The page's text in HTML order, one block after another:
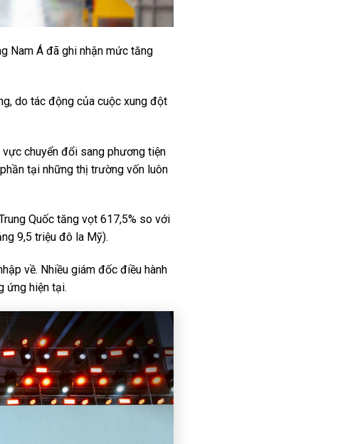
Nam Á đã ghi nhận mức tăng
do tác động của cuộc xung đột
chuyển đổi sang phương tiện
tại những thị trường vốn luôn
Quốc tăng vọt 617,5% so với
9,5 triệu đô la Mỹ).
về. Nhiều giám đốc điều hành
ứng hiện tại.
266.000 tỷ đồng, rút ngắn
thời gian từ Đà Nẵng tới Hội
Đế chế giày 1.100 cửa hàng
Lãi vài trăm tỷ mỗi năm
nhờ giúp các đại gia săn
Nam còn sở hữu số cổ
phiếu ngân hàng trị giá